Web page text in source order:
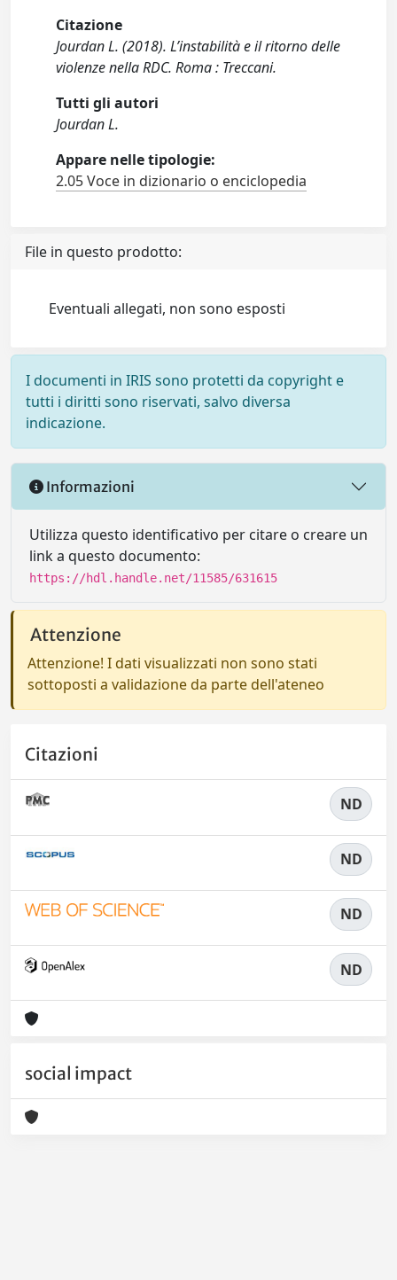
Citazione
Jourdan L. (2018). L’instabilità e il ritorno delle
violenze nella RDC. Roma : Treccani.
Tutti gli autori
Jourdan L.
Appare nelle tipologie:
2.05 Voce in dizionario o enciclopedia
File in questo prodotto:
Eventuali allegati, non sono esposti
I documenti in IRIS sono protetti da copyright e
tutti i diritti sono riservati, salvo diversa
indicazione.
Informazioni
Utilizza questo identificativo per citare o creare un
link a questo documento:
https://hdl.handle.net/11585/631615
Attenzione
Attenzione! I dati visualizzati non sono stati
sottoposti a validazione da parte dell'ateneo
Citazioni
ND
ND
ND
ND
social impact